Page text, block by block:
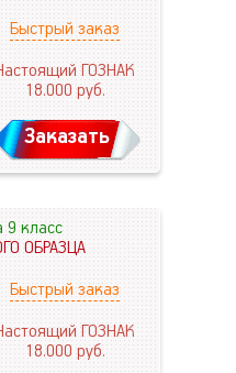
Быстрый заказ
ГОЗНАК
18.000руб.
Заказать
9 класс
ОБРАЗЦА
Быстрый заказ
ГОЗНАК
18.000руб.